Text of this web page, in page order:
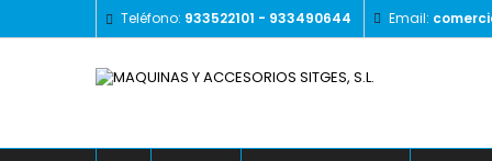
Teléfono: 933522101 - 933490644 Email: